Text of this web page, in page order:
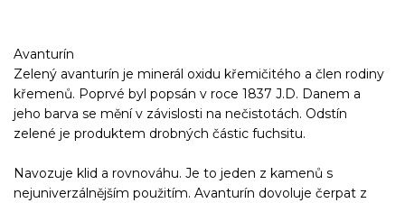
Avanturín
Zelený avanturín je minerál oxidu křemičitého a člen rodiny
křemenů. Poprvé byl popsán v roce 1837 J.D. Danem a
jeho barva se mění v závislosti na nečistotách. Odstín
zelené je produktem drobných částic fuchsitu.
Navozuje klid a rovnováhu. Je to jeden z kamenů s
nejuniverzálnějším použitím. Avanturín dovoluje čerpat z